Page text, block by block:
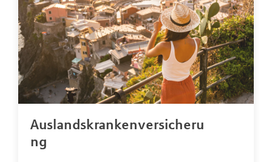
Auslandskrankenversicheru
ng